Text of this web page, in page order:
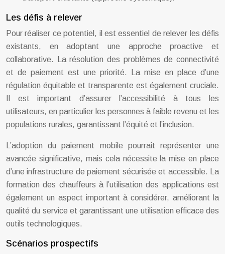
Les défis à relever
Pour réaliser ce potentiel, il est essentiel de relever les défis
existants, en adoptant une approche proactive et
collaborative. La résolution des problèmes de connectivité
et de paiement est une priorité. La mise en place d’une
régulation équitable et transparente est également cruciale.
Il est important d’assurer l’accessibilité à tous les
utilisateurs, en particulier les personnes à faible revenu et les
populations rurales, garantissant l’équité et l’inclusion.
L’adoption du paiement mobile pourrait représenter une
avancée significative, mais cela nécessite la mise en place
d’une infrastructure de paiement sécurisée et accessible. La
formation des chauffeurs à l’utilisation des applications est
également un aspect important à considérer, améliorant la
qualité du service et garantissant une utilisation efficace des
outils technologiques.
Scénarios prospectifs